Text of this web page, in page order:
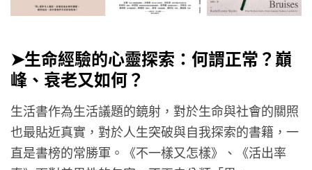
➤生命經驗的心靈探索：何謂正常？巔
峰、衰老又如何？
生活書作為生活議題的鏡射，對於生命與社會的關照
也最貼近真實，對於人生突破與自我探索的書籍，一
直是書榜的常勝軍。《不一樣又怎樣》、《活出率